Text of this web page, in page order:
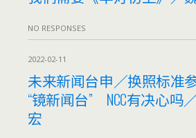
NO RESPONSES
2022-02-11
未来新闻台申／换照标准
“镜新闻台” NCC有决心吗
宏